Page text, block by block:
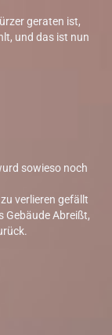
geraten ist,
und das ist nun
sowieso noch
verlieren gefällt
Gebäude Abreißt,